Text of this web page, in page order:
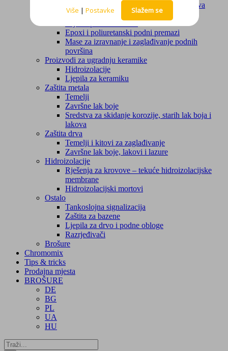
Microcement – Zaštita i renoviranje podova
Parketni asortiman
Ulja za parkete i terase
Epoxi i poliuretanski podni premazi
Mase za izravnanje i zaglađivanje podnih
površina
Proizvodi za ugradnju keramike
Hidroizolacije
Ljepila za keramiku
Zaštita metala
Temelji
Završne lak boje
Sredstva za skidanje korozije, starih lak boja i
lakova
Zaštita drva
Temelji i kitovi za zaglađivanje
Završne lak boje, lakovi i lazure
Hidroizolacije
Rješenja za krovove – tekuće hidroizolacijske
membrane
Hidroizolacijski mortovi
Ostalo
Tankoslojna signalizacija
Zaštita za bazene
Ljepila za drvo i podne obloge
Razrjeđivači
Brošure
Chromomix
Tips & tricks
Prodajna mjesta
BROŠURE
DE
BG
PL
UA
HU
Traži...
Više | Postavke Slažem se